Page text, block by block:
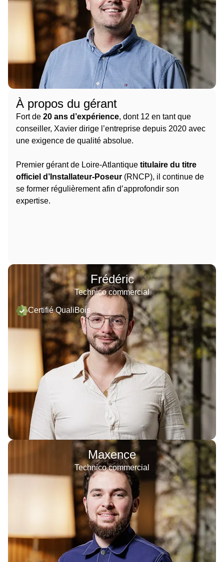
À propos du gérant
Fort de 20 ans d’expérience, dont 12 en tant que
conseiller, Xavier dirige l’entreprise depuis 2020 avec
une exigence de qualité absolue.
Premier gérant de Loire-Atlantique titulaire du titre
officiel d’Installateur-Poseur (RNCP), il continue de
se former régulièrement afin d’approfondir son
expertise.
Frédéric
Technico commercial
Certifié QualiBois
Maxence
Technico commercial
Certifié QualiBois